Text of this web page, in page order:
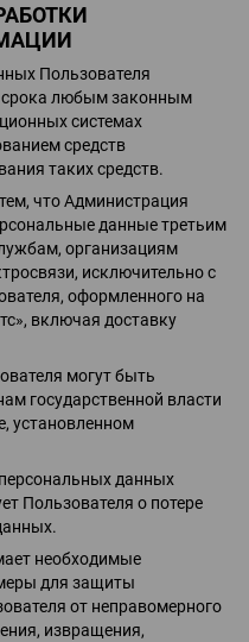
Пользователя
срока любым законным
системах
средств
таких средств.
что Администрация
данные третьим
организациям
исключительно с
оформленного на
включая доставку
могут быть
государственной власти
установленном
данных
Пользователя о потере
необходимые
для защиты
от неправомерного
извращения,